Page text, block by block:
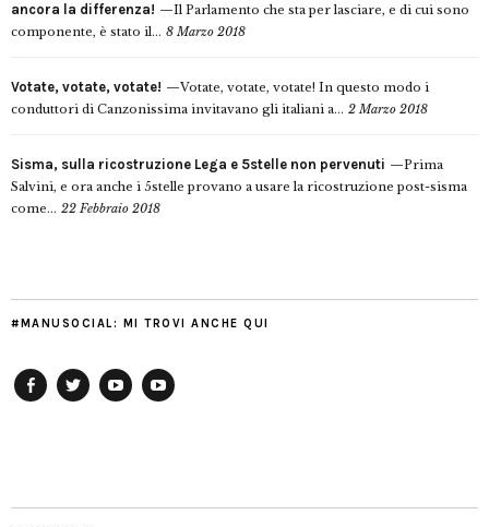
ancora la differenza!
Il Parlamento che sta per lasciare, e di cui sono
componente, è stato il... 8 Marzo 2018
Votate, votate, votate!
Votate, votate, votate! In questo modo i
conduttori di Canzonissima invitavano gli italiani a... 2 Marzo 2018
Sisma, sulla ricostruzione Lega e 5stelle non pervenuti
Prima
Salvini, e ora anche i 5stelle provano a usare la ricostruzione post-sisma
come... 22 Febbraio 2018
#MANUSOCIAL: MI TROVI ANCHE QUI